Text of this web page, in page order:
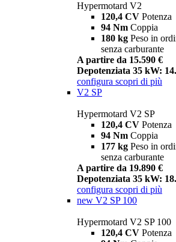
Hypermotard V2
120,4 CV Potenza
94 Nm Coppia
180 kg Peso in
senza carburante
A partire da 15.590 €
Depotenziata 35 kW:
configura scopri di più
V2 SP
Hypermotard V2 SP
120,4 CV Potenza
94 Nm Coppia
177 kg Peso in
senza carburante
A partire da 19.890 €
Depotenziata 35 kW:
configura scopri di più
new V2 SP 100
Hypermotard V2 SP 100
120,4 CV Potenza